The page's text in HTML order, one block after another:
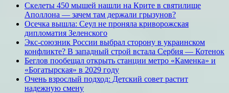
Скелеты 450 мышей нашли на Крите в святилище
Аполлона — зачем там держали грызунов?
Осечка вышла: Сеул не проняла криворожская
дипломатия Зеленского
Экс-союзник России выбрал сторону в украинском
конфликте? В западный строй встала Сербия — Котенок
Беглов пообещал открыть станции метро «Каменка» и
«Богатырская» в 2029 году
Очень взрослый подход: Детский совет растит
надежную смену